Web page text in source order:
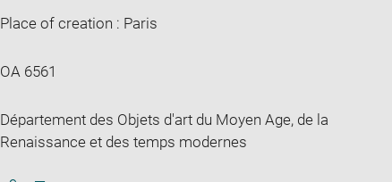
Place of creation : Paris
OA 6561
Département des Objets d'art du Moyen Age, de la
Renaissance et des temps modernes